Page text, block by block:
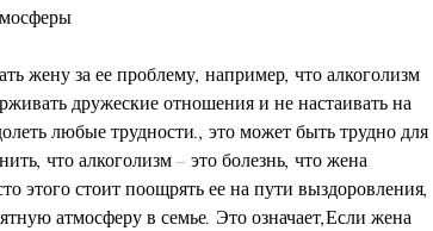
жену за ее проблему, например, что алкоголизм
дружеские отношения и не настаивать на
любые трудности., это может быть трудно для
что алкоголизм – это болезнь, что жена
этого стоит поощрять ее на пути выздоровления,
атмосферу в семье. Это означает,Если жена